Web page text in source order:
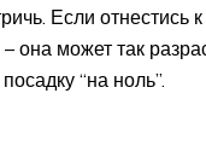
Если
она может так
“на ноль”.